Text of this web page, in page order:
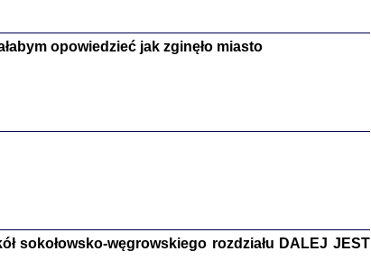
CZYTAJĄC GAZETĘ NIEMIECKĄ ...
Warszawa 2019
opowiedzieć jak zginęło miasto
sokołowsko-węgrowskiego rozdziału DALEJ JEST